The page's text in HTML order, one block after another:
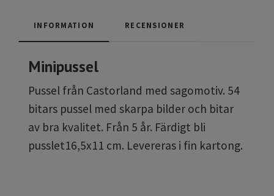
INFORMATION RECENSIONER
Minipussel
Pussel från Castorland med sagomotiv. 54
bitars pussel med skarpa bilder och bitar
av bra kvalitet. Från 5 år. Färdigt bli
pusslet16,5x11 cm. Levereras i fin kartong.